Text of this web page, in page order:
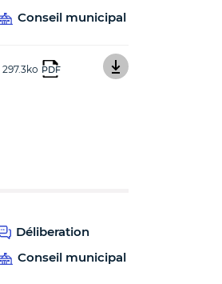
Conseil municipal
297.3ko PDF
Déliberation
Conseil municipal